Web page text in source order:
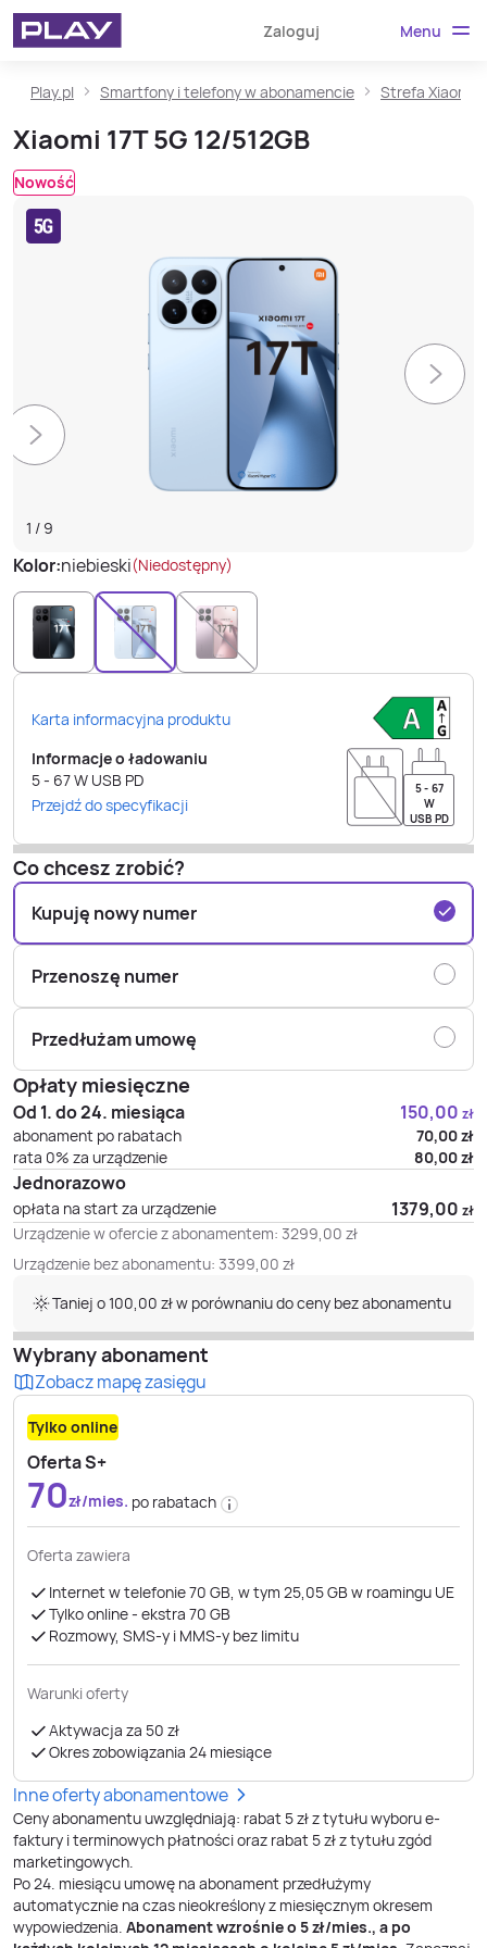
Zaloguj Menu
Play.pl Smartfony i telefony w abonamencie Strefa Xiaomi
Xiaomi 17T 5G 12/512GB
Nowość
1 / 9
Kolor:niebieski(Niedostępny)
Karta informacyjna produktu
Informacje o ładowaniu
5 - 67W USB PD
Przejdź do specyfikacji
5 - 67
W
USB PD
Co chcesz zrobić?
Kupuję nowy numer
Przenoszę numer
Przedłużam umowę
Opłaty miesięczne
Od 1. do 24. miesiąca 150,00 zł
abonament po rabatach 70,00zł
rata 0% za urządzenie
80,00zł
Jednorazowo
opłata na start za urządzenie 1379,00 zł
Urządzenie w ofercie z abonamentem: 3299,00 zł
Urządzenie bez abonamentu: 3399,00 zł
Taniej o 100,00 zł w porównaniu do ceny bez abonamentu
Wybrany abonament
Zobacz mapę zasięgu
Tylko online
Oferta S+
70zł/mies. po rabatach
Oferta zawiera
Internet w telefonie 70 GB, w tym 25,05 GB w roamingu UE
Tylko online - ekstra 70 GB
Rozmowy, SMS-y i MMS-y bez limitu
Warunki oferty
Aktywacja za 50 zł
Okres zobowiązania 24 miesiące
Inne oferty abonamentowe
Ceny abonamentu uwzględniają: rabat 5 zł z tytułu wyboru e-
faktury i terminowych płatności oraz rabat 5 zł z tytułu zgód
marketingowych.
Po24. miesiącu umowę na abonament przedłużymy
automatycznie na czas nieokreślony z miesięcznym okresem
wypowiedzenia. Abonament wzrośnie o 5zł/mies., a po